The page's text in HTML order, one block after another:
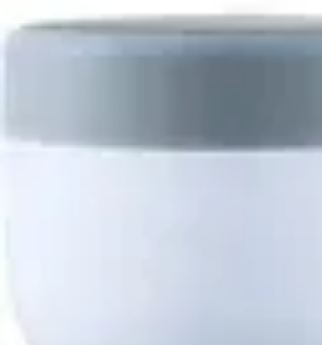
Cocktails Créatifs
Recettes de Cocktails
Techniques de Mixologie
Équipement